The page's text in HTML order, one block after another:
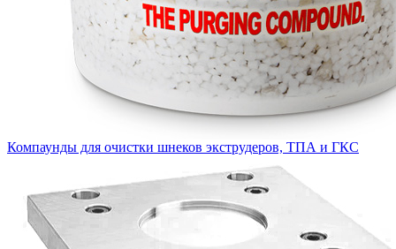
Компаунды для очистки шнеков экструдеров, ТПА и ГКС